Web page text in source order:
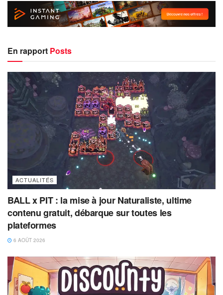
En rapport Posts
ACTUALITÉS
BALL x PIT : la mise à jour Naturaliste, ultime
contenu gratuit, débarque sur toutes les
plateformes
6 AOÛT 2026